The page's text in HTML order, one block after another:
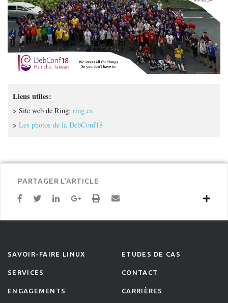
Liens utiles:
> Site web de Ring: ring.cx
> Les photos de la DebConf18
PARTAGER L'ARTICLE
SAVOIR-FAIRE LINUX
SERVICES
ENGAGEMENTS
ETUDES DE CAS
CONTACT
CARRIÈRES